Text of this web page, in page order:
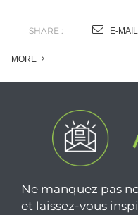
SHARE : E-MAIL
MORE
Ne manquez pas
et laissez-vous